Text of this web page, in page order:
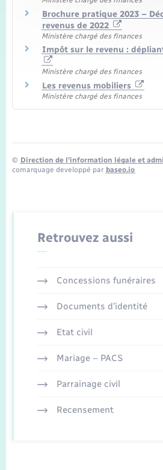
Brochure pratique 2023 –
revenus de 2022
Ministère chargé des finances
Impôt sur le revenu :
Ministère chargé des finances
Les revenus mobiliers
Ministère chargé des finances
© Direction de l’information légale et
comarquage developpé par baseo.io
Retrouvez aussi
Concessions funéraires
Documents d’identité
Etat civil
Mariage – PACS
Parrainage civil
Recensement